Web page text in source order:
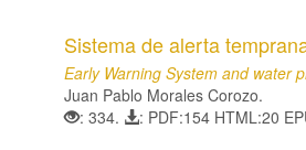
Sistema de alerta
Early Warning System and water
Juan Pablo Morales Corozo.
: 334.
: PDF:154 HTML:20